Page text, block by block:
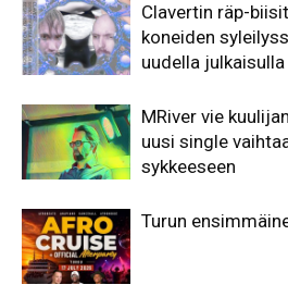
Clavertin räp-
koneiden
uudella julkaisulla
MRiver vie
uusi single
sykkeeseen
Turun